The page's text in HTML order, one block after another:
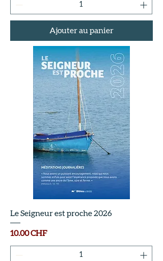
Ajouter au panier
Le Seigneur est proche 2026
Prix
10.00 CHF